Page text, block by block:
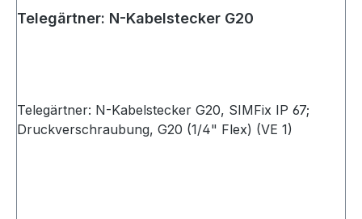
Telegärtner: N-Kabelstecker G20
Telegärtner: N-Kabelstecker G20, SIMFix IP 67;
Druckverschraubung, G20 (1/4" Flex) (VE 1)